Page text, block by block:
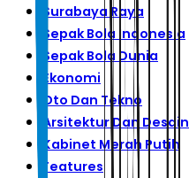
Surabaya Raya
Sepak Bola Indonesia
Sepak Bola Dunia
Ekonomi
Oto Dan Tekno
Arsitektur Dan Desain
Kabinet Merah Putih
Features